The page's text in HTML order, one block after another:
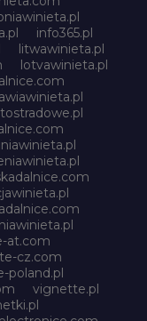
info365.pl
litwawinieta.pl
lotvawinieta.pl
at.com
cz.com
poland.pl
vignette.pl